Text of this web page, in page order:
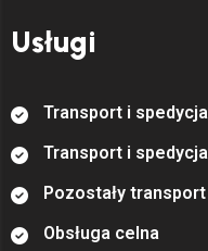
Usługi
Transport i spedycja
Transport i spedycja
Pozostały transport
Obsługa celna